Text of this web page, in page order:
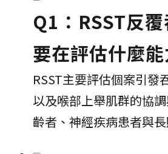
Q1：RSST反
要在評估什麼能
RSST主要評估個案引發
以及喉部上舉肌群的協
齡者、神經疾病患者與長